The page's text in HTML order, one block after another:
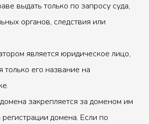
выдать только по запросу суда,
органов, следствия или
является юридическое лицо,
только его название на
закрепляется за доменом им
домена. Если по